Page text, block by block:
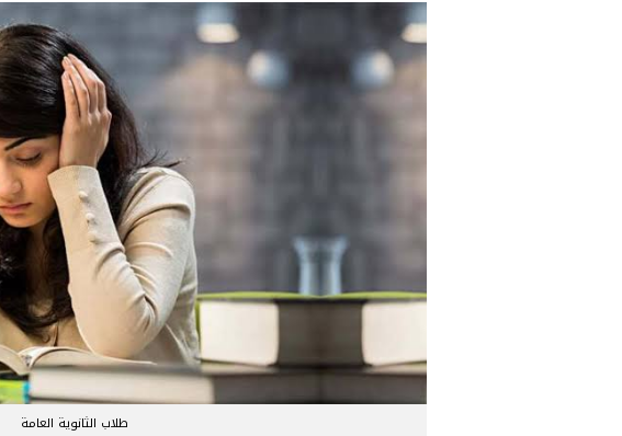
طلاب الثانوية العامة